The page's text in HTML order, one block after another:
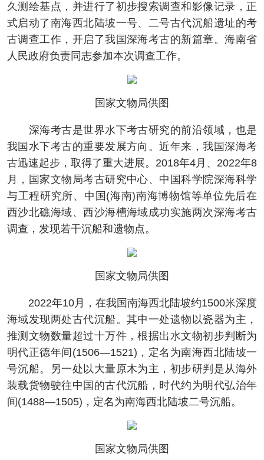
久测绘基点，并进行了初步搜索调查和影像记录，正
式启动了南海西北陆坡一号、二号古代沉船遗址的考
古调查工作，开启了我国深海考古的新篇章。海南省
人民政府负责同志参加本次调查工作。
国家文物局供图
深海考古是世界水下考古研究的前沿领域，也是
我国水下考古的重要发展方向。近年来，我国深海考
古迅速起步，取得了重大进展。2018年4月、2022年8
月，国家文物局考古研究中心、中国科学院深海科学
与工程研究所、中国(海南)南海博物馆等单位先后在
西沙北礁海域、西沙海槽海域成功实施两次深海考古
调查，发现若干沉船和遗物点。
国家文物局供图
2022年10月，在我国南海西北陆坡约1500米深度
海域发现两处古代沉船。其中一处遗物以瓷器为主，
推测文物数量超过十万件，根据出水文物初步判断为
明代正德年间(1506—1521)，定名为南海西北陆坡一
号沉船。另一处以大量原木为主，初步研判是从海外
装载货物驶往中国的古代沉船，时代约为明代弘治年
间(1488—1505)，定名为南海西北陆坡二号沉船。
国家文物局供图